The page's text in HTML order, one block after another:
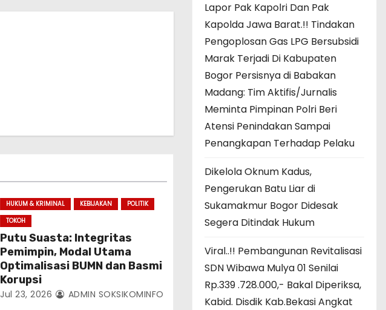
HUKUM & KRIMINAL KEBIJAKAN
POLITIK
TOKOH
Putu Suasta: Integritas
Pemimpin, Modal Utama
Optimalisasi BUMN dan Basmi
Korupsi
Jul 23, 2026 ADMIN SOKSIKOMINFO
Lapor Pak Kapolri Dan Pak
Kapolda Jawa Barat.!! Tindakan
Pengoplosan Gas LPG Bersubsidi
Marak Terjadi Di Kabupaten
Bogor Persisnya di Babakan
Madang: Tim Aktifis/Jurnalis
Meminta Pimpinan Polri Beri
Atensi Penindakan Sampai
Penangkapan Terhadap Pelaku
Dikelola Oknum Kadus,
Pengerukan Batu Liar di
Sukamakmur Bogor Didesak
Segera Ditindak Hukum
Viral..!! Pembangunan Revitalisasi
SDN Wibawa Mulya 01 Senilai
Rp.339 .728.000,- Bakal Diperiksa,
Kabid. Disdik Kab.Bekasi Angkat